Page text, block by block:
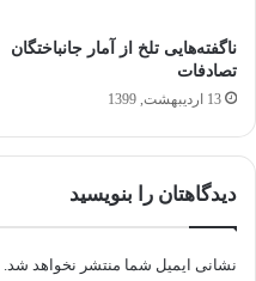
ناگفته‌هایی تلخ از آمار جانباختگان
تصادفات
13 اردیبهشت, 1399
دیدگاهتان را بنویسید
نشانی ایمیل شما منتشر نخواهد شد.